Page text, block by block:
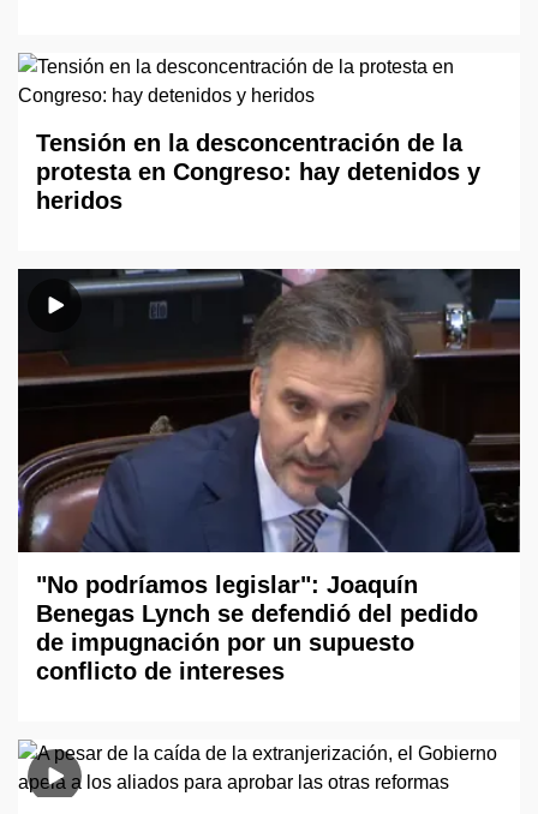
Tensión en la desconcentración de la
protesta en Congreso: hay detenidos y
heridos
"No podríamos legislar": Joaquín
Benegas Lynch se defendió del pedido
de impugnación por un supuesto
conflicto de intereses